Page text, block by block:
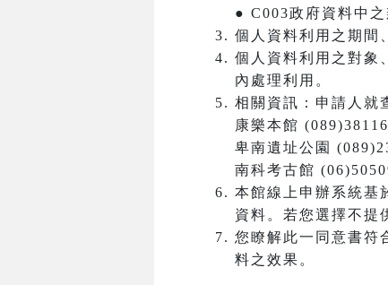
● C003政府資料中
個人資料利用之期間
個人資料利用之對象
內處理利用。
相關資訊：申請人就
康樂本館
卑南遺址公園
南科考古館
本館線上申辦系統基
資料。若您選擇不提
您瞭解此一同意書符
料之效果。